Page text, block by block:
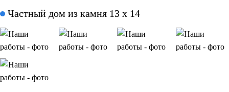
Частный дом из камня 13 х 14